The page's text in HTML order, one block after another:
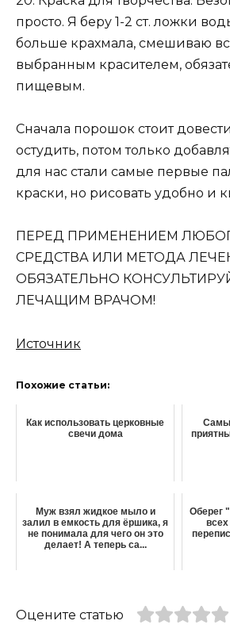
просто. Я беру 1-2 ст. ложки
больше крахмала, смешиваю
выбранным красителем,
пищевым.
Сначала порошок стоит
остудить, потом только
для нас стали самые первые
краски, но рисовать удобно и
ПЕРЕД ПРИМЕНЕНИЕМ
СРЕДСТВА ИЛИ МЕТОДА
ОБЯЗАТЕЛЬНО
ЛЕЧАЩИМ ВРАЧОМ!
Источник
Похожие статьи:
Как использовать церковные
свечи дома
Муж взял жидкое мыло и
залил в емкость для ёршика, я
не понимала для чего он это
делает! А теперь са...
Оберег
Оцените статью